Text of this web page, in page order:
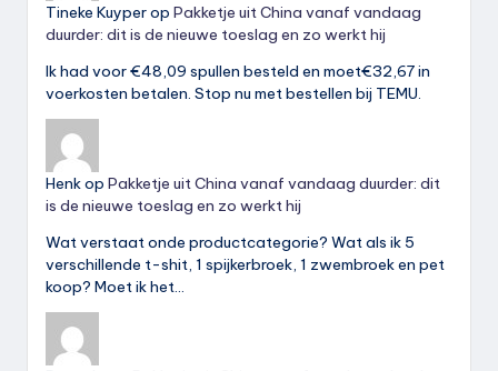
Tineke Kuyperop Pakketje uit China vanaf vandaag
duurder: dit is de nieuwe toeslag en zo werkt hij
Ik had voor €48,09 spullen besteld en moet€32,67 in
voerkosten betalen. Stop nu met bestellen bij TEMU.
Henkop Pakketje uit China vanaf vandaag duurder: dit
is de nieuwe toeslag en zo werkt hij
Wat verstaat onde productcategorie? Wat als ik 5
verschillende t-shit, 1 spijkerbroek, 1 zwembroek en pet
koop? Moet ik het…